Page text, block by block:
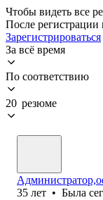
Чтобы видеть все
После
Зарегистрироваться
За всё время
По соответствию
20 резюме
35 лет • Была